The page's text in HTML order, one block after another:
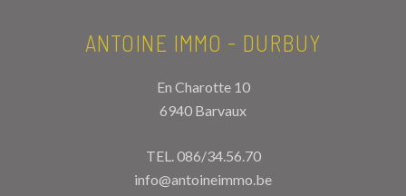
ANTOINE IMMO - DURBUY
En Charotte 10
6940 Barvaux
TEL. 086/34.56.70
info@antoineimmo.be